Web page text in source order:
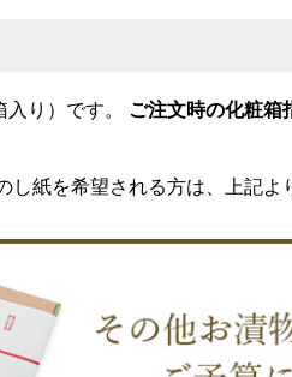
り）です。 ご注文時の化粧箱
紙を希望される方は、上記よ